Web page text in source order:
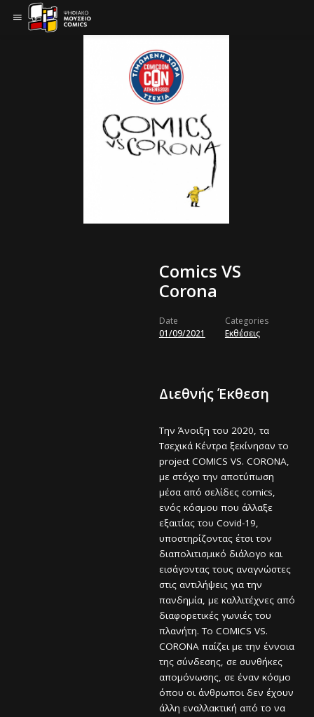
Comics VS
Corona
Date
01/09/2021
Categories
Εκθέσεις
Διεθνής Έκθεση
Tην Άνοιξη του 2020, τα
Τσεχικά Κέντρα ξεκίνησαν το
project COMICS VS. CORONA,
με στόχο την αποτύπωση
μέσα από σελίδες comics,
ενός κόσμου που άλλαξε
εξαιτίας του Covid-19,
υποστηρίζοντας έτσι τον
διαπολιτισμικό διάλογο και
εισάγοντας τους αναγνώστες
στις αντιλήψεις για την
πανδημία, με καλλιτέχνες από
διαφορετικές γωνιές του
πλανήτη. Το COMICS VS.
CORONA παίζει με την έννοια
της σύνδεσης, σε συνθήκες
απομόνωσης, σε έναν κόσμο
όπου οι άνθρωποι δεν έχουν
άλλη εναλλακτική από το να